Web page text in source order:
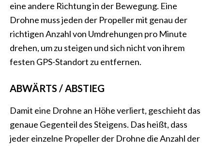
eine andere Richtung in der Bewegung. Eine
Drohne muss jeden der Propeller mit genau der
richtigen Anzahl von Umdrehungen pro Minute
drehen, um zu steigen und sich nicht von ihrem
festen GPS-Standort zu entfernen.
ABWÄRTS / ABSTIEG
Damit eine Drohne an Höhe verliert, geschieht das
genaue Gegenteil des Steigens. Das heißt, dass
jeder einzelne Propeller der Drohne die Anzahl der